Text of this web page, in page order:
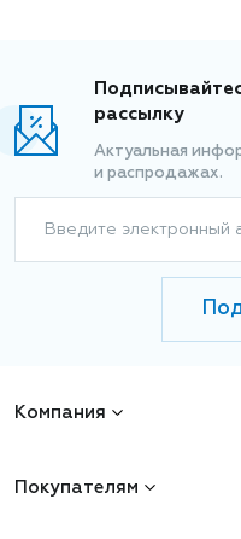
рассылку
Актуальная
и распродажах.
Введите электронный
Компания
Покупателям